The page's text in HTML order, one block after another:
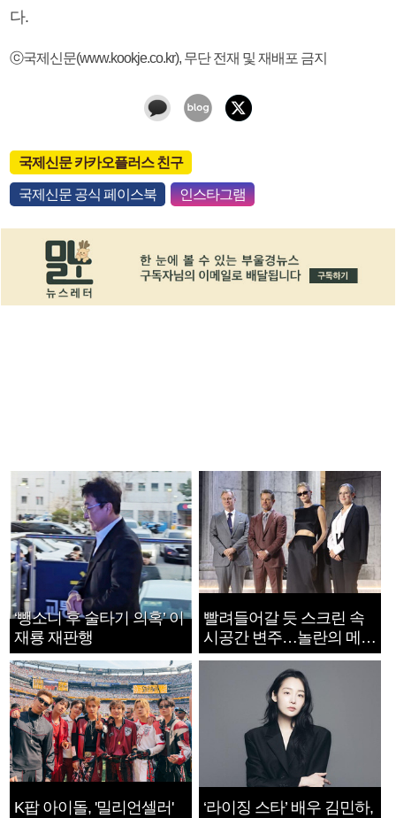
다.
ⓒ국제신문(www.kookje.co.kr), 무단 전재 및 재배포 금지
국제신문 카카오플러스 친구
국제신문 공식 페이스북 인스타그램
‘뺑소니 후 술타기 의혹’ 이
재룡 재판행
빨려들어갈 듯 스크린 속
시공간 변주…놀란의 메시
지는 ‘전쟁 속죄’
K팝 아이돌, '밀리언셀러' ‘라이징 스타’ 배우 김민하,